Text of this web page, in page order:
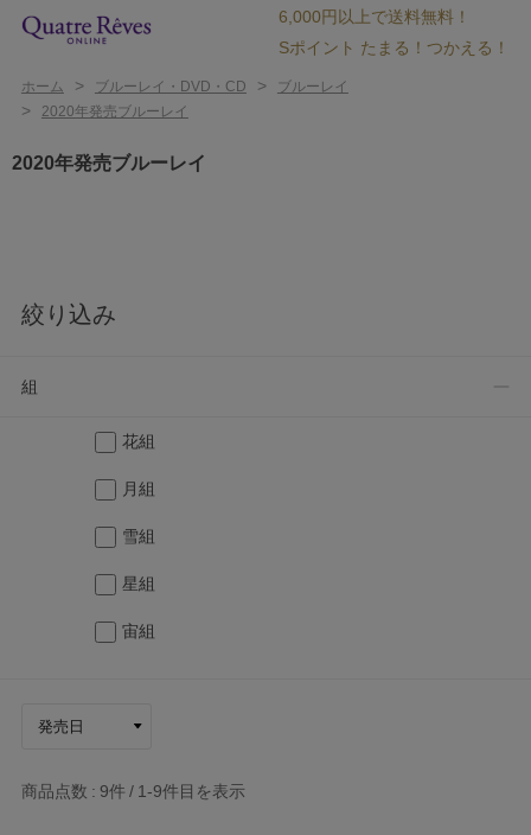
6,000円以上で送料無料！
Sポイント たまる！つかえる！
ホーム > ブルーレイ・DVD・CD > ブルーレイ
> 2020年発売ブルーレイ
2020年発売ブルーレイ
絞り込み
組
花組
月組
雪組
星組
宙組
商品点数 9件 1-9件目を表示